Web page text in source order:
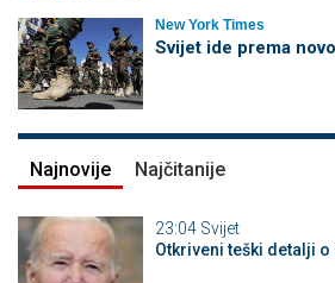
New York Times
Svijet ide prema
Najnovije Najčitanije
23:04 Svijet
Otkriveni teški detalji